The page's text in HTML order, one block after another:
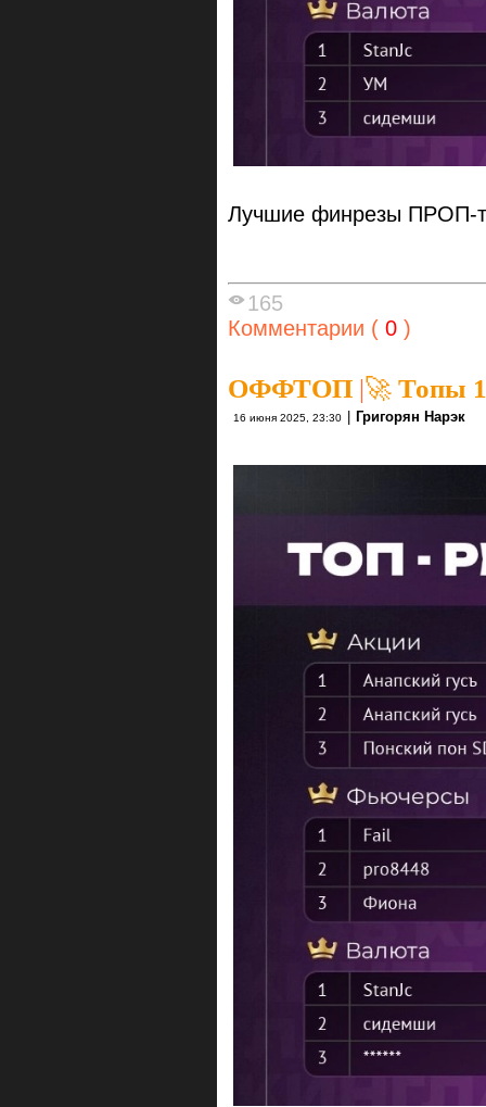
Лучшие финрезы ПРОП-
165
Комментарии ( 0 )
ОФФТОП |🚀 Топы
16 июня 2025, 23:30 Григорян Нарэк